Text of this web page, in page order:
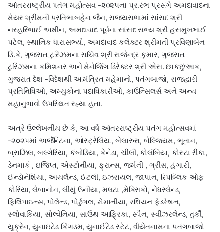
આંતરરાષ્ટ્રીય પતંગ મહોત્સવ -૨૦૨૫ના પ્રારંભ પ્રસંગે અમદાવાદના
મેયર શ્રીમતી પ્રતિભાબહેન જૈન, રાજ્યસભામાં સાંસદ શ્રી
નરહરિભાઈ અમીન, અમદાવાદ પૂર્વના સાંસદ સભ્ય શ્રી હસમુખભાઈ
પટેલ, સ્થાનિક ધારાસભ્યો, અમદાવાદ કલેક્ટર શ્રીમતી પ્રવિણાબેન
ડિ.કે, ગુજરાત ટુરિઝમના સચિવ શ્રી રાજેન્દ્ર કુમાર, ગુજરાત
ટુરિઝમના કમિશનર અને મેનેજિંગ ડિરેક્ટર શ્રી એસ. છાકછુંઆક,
ગુજરાત દેશ -વિદેશથી આમંત્રિત મહેમાનો, પતંગબાજો, રાજદ્વારી
પ્રતિનિધિઓ, અમ્યુકોના પદાધિકારીઓ, કાઉન્સિલર્સ અને અન્ય
મહાનુભાવો ઉપસ્થિત રહ્યા હતા.
અત્રે ઉલ્લેખનીય છે કે, આ વર્ષે આંતરરાષ્ટ્રીય પતંગ મહોત્સવમાં
-૨૦૨૫માં અર્જેન્ટિના, ઓસ્ટ્રેલિયા, બેલારુસ, બેલ્જિયમ, ભૂતાન,
બ્રાઝિલ, બલ્ગેરિયા, કંબોડિયા, કેનેડા, ચીલી, કોલંબિયા, કોસ્ટા રીકા,
ડેનમાર્ક , ઇજિપ્ત, એસ્ટોનીયા, ફ્રાન્સ, જર્મની , ગ્રીસ, હંગારી,
ઈન્ડોનેશિયા, આયર્લેન્ડ, ઈટલી, ઇઝરાયલ, જાપાન, રિપબ્લિક ઓફ
કોરિયા, લેબાનોન, લીથું ઉનીયા, મલટા ,મેક્સિકો, નેધરલેન્ડ,
ફિલિપાઇન્સ, પોલેન્ડ, પોર્ટુગલ, રોમાનીયા, રશિયન ફેડરેશન,
સ્લોવાકિયા, સોલ્વેનિયા, સાઉથ આફ્રિકા, સ્પૈન, સ્વીઝરલેન્ડ, તુર્કી,
યુક્રેન, યુનાઇટેડ કિંગડમ, યુનાઈટેડ સ્ટેટ, વીયેતનામના પતંગબાજો